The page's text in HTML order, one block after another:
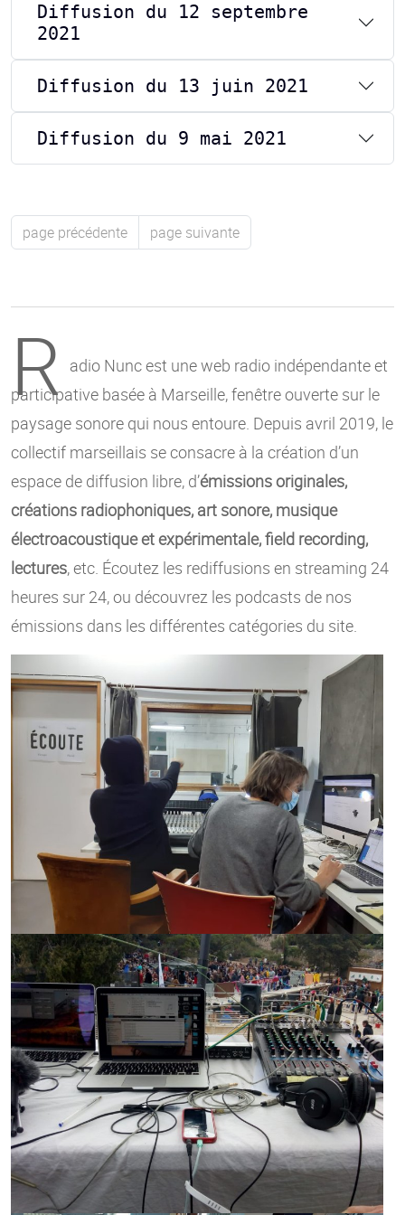
Diffusion du 12 septembre
2021
Diffusion du 13 juin 2021
Diffusion du 9 mai 2021
page précédente page suivante
R adio Nunc est une web radio indépendante et
participative basée à Marseille, fenêtre ouverte sur le
paysage sonore qui nous entoure. Depuis avril 2019, le
collectif marseillais se consacre à la création d’un
espace de diffusion libre, d’émissions originales,
créations radiophoniques, art sonore, musique
électroacoustique et expérimentale, field recording,
lectures, etc. Écoutez les rediffusions en streaming 24
heures sur 24, ou découvrez les podcasts de nos
émissions dans les différentes catégories du site.